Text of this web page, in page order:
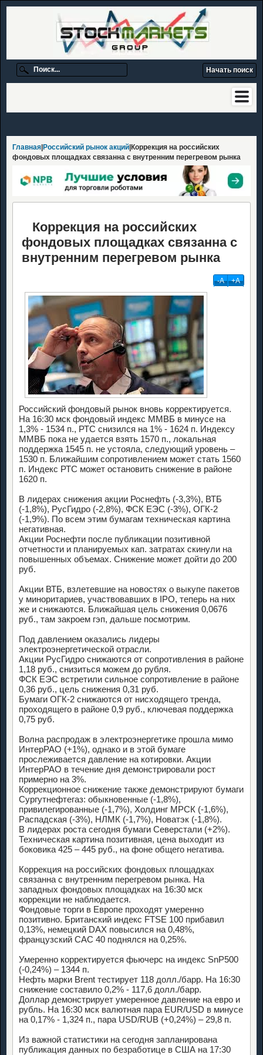
Главная Российский рынок акций |Коррекция на российских
фондовых площадках связанна с внутренним перегревом рынка
Коррекция на российских
фондовых площадках связанна с
внутренним перегревом рынка
-А +А
Российский фондовый рынок вновь корректируется.
На 16:30 мск фондовый индекс ММВБ в минусе на
1,3% - 1534 п., РТС снизился на 1% - 1624 п. Индексу
ММВБ пока не удается взять 1570 п., локальная
поддержка 1545 п. не устояла, следующий уровень –
1530 п. Ближайшим сопротивлением может стать 1560
п. Индекс РТС может остановить снижение в районе
1620 п.
В лидерах снижения акции Роснефть (-3,3%), ВТБ
(-1,8%), РусГидро (-2,8%), ФСК ЕЭС (-3%), ОГК-2
(-1,9%). По всем этим бумагам техническая картина
негативная.
Акции Роснефти после публикации позитивной
отчетности и планируемых кап. затратах скинули на
повышенных объемах. Снижение может дойти до 200
руб.
Акции ВТБ, взлетевшие на новостях о выкупе пакетов
у миноритариев, участвовавших в IPO, теперь на них
же и снижаются. Ближайшая цель снижения 0,0676
руб., там закроем гэп, дальше посмотрим.
Под давлением оказались лидеры
электроэнергетической отрасли.
Акции РусГидро снижаются от сопротивления в районе
1,18 руб., снизиться можем до рубля.
ФСК ЕЭС встретили сильное сопротивление в районе
0,36 руб., цель снижения 0,31 руб.
Бумаги ОГК-2 снижаются от нисходящего тренда,
проходящего в районе 0,9 руб., ключевая поддержка
0,75 руб.
Волна распродаж в электроэнергетике прошла мимо
ИнтерРАО (+1%), однако и в этой бумаге
прослеживается давление на котировки. Акции
ИнтерРАО в течение дня демонстрировали рост
примерно на 3%.
Коррекционное снижение также демонстрируют бумаги
Сургутнефтегаз: обыкновенные (-1,8%),
привилегированные (-1,7%), Холдинг МРСК (-1,6%),
Распадская (-3%), НЛМК (-1,7%), Новатэк (-1,8%).
В лидерах роста сегодня бумаги Северстали (+2%).
Техническая картина позитивная, цена выходит из
боковика 425 – 445 руб., на фоне общего негатива.
Коррекция на российских фондовых площадках
связанна с внутренним перегревом рынка. На
западных фондовых площадках на 16:30 мск
коррекции не наблюдается.
Фондовые торги в Европе проходят умеренно
позитивно. Британский индекс FTSE 100 прибавил
0,13%, немецкий DAX повысился на 0,48%,
французский CAC 40 поднялся на 0,25%.
Умеренно корректируется фьючерс на индекс SnP500
(-0,24%) – 1344 п.
Нефть марки Brent тестирует 118 долл./барр. На 16:30
снижение составило 0,2% - 117,6 долл./барр.
Доллар демонстрирует умеренное давление на евро и
рубль. На 16:30 мск валютная пара EUR/USD в минусе
на 0,17% - 1,324 п., пара USD/RUB (+0,24%) – 29,8 п.
Из важной статистики на сегодня запланирована
публикация данных по безработице в США на 17:30